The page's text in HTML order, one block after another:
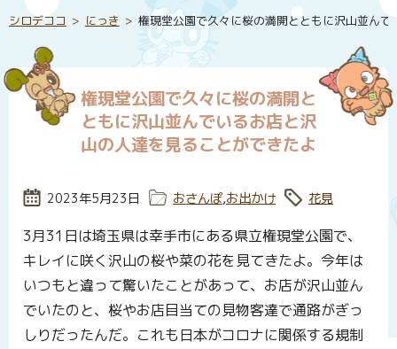
シロデココ にっき 権現堂公園で久々に桜の満開とともに沢山並ん
権現堂公園で久々に桜の満開と
ともに沢山並んでいるお店と沢
山の人達を見ることができたよ
投稿日:
2023年5月23日 カテゴリー:
おさんぽ,お出かけ タグ:
花見
3月31日は埼玉県は幸手市にある県立権現堂公園で、
キレイに咲く沢山の桜や菜の花を見てきたよ。今年は
いつもと違って驚いたことがあって、お店が沢山並ん
でいたのと、桜やお店目当ての見物客達で通路がぎっ
しりだったんだ。これも日本がコロナに関係する規制